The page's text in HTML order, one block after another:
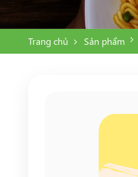
Trang chủ Sản phẩm